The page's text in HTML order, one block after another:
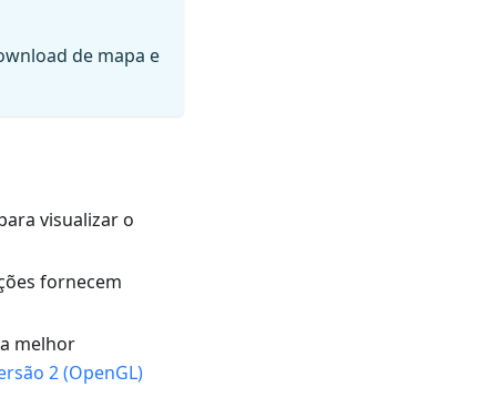
de mapa e
visualizar o
fornecem
melhor
2 (OpenGL)